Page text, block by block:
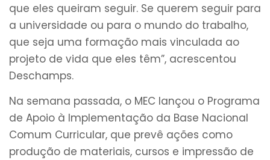
que eles queiram seguir. Se querem seguir para
a universidade ou para o mundo do trabalho,
que seja uma formação mais vinculada ao
projeto de vida que eles têm”, acrescentou
Deschamps.
Na semana passada, o MEC lançou o Programa
de Apoio à Implementação da Base Nacional
Comum Curricular, que prevê ações como
produção de materiais, cursos e impressão de